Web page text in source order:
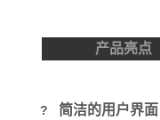
产品亮点
? 简洁的用户界面